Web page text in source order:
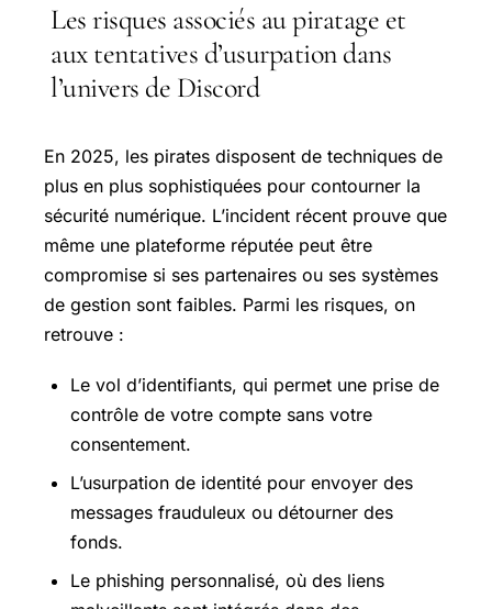
Les risques associés au piratage et
aux tentatives d’usurpation dans
l’univers de Discord
En 2025, les pirates disposent de techniques de
plus en plus sophistiquées pour contourner la
sécurité numérique. L’incident récent prouve que
même une plateforme réputée peut être
compromise si ses partenaires ou ses systèmes
de gestion sont faibles. Parmi les risques, on
retrouve :
Le vol d’identifiants, qui permet une prise de
contrôle de votre compte sans votre
consentement.
L’usurpation de identité pour envoyer des
messages frauduleux ou détourner des
fonds.
Le phishing personnalisé, où des liens